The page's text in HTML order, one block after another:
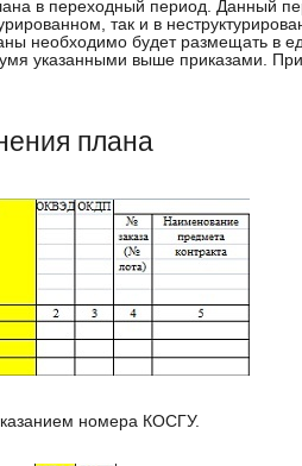
в переходный период. Данный
так и в
необходимо будет размещать в
указанными выше приказами.
плана
номера КОСГУ.